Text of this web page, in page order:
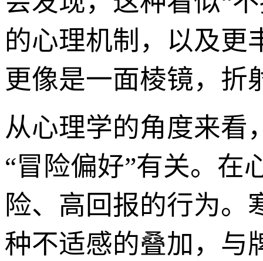
的心理机制，以及更
更像是一面棱镜，折
从心理学的角度来看
“冒险偏好”有关。在
险、高回报的行为。
种不适感的叠加，与